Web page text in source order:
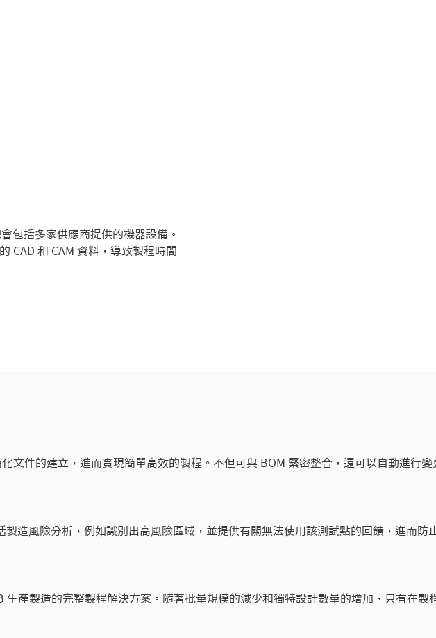
包括多家供應商提供的機器設備。
CAD 和 CAM 資料，導致製程時間
文件的建立，進而實現簡單高效的製程。不但可與 BOM 緊密整合，還可以自動進行
檔案嵌入文件中，以保存並提供對所有資訊的存取。
造風險分析，例如識別出高風險區域，並提供有關無法使用該測試點的回饋，進而防
過快速尋找電路圖中的元件，加快測試程式的生成和除錯階段。
產製造的完整製程解決方案。隨著批量規模的減少和獨特設計數量的增加，只有在製
會在整個生產線上造成不一致並產生高昂的成本。